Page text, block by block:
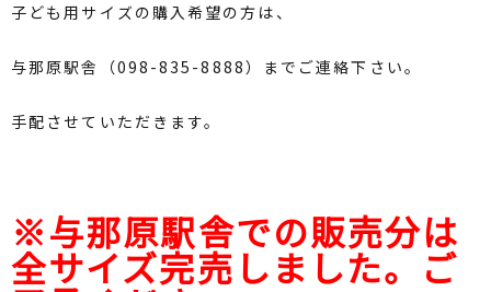
子ども用サイズの購入希望の方は、
与那原駅舎（098-835-8888）までご連絡下さい。
手配させていただきます。
※与那原駅舎での販売分は
全サイズ完売しました。ご